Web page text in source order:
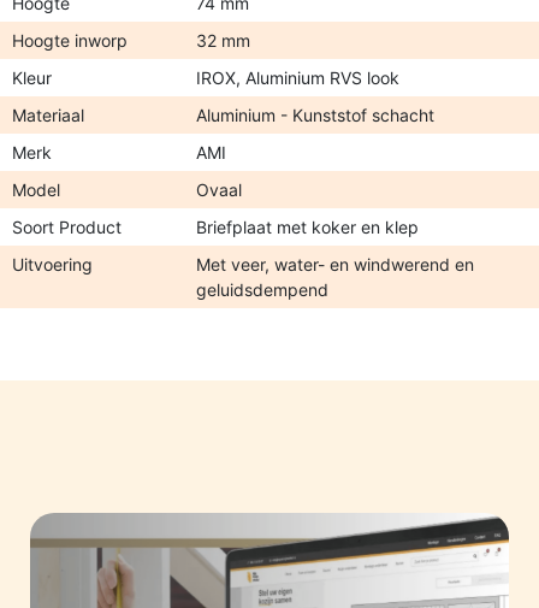
Hoogte inworp
32 mm
Kleur
IROX, Aluminium RVS look
Materiaal
Aluminium - Kunststof schacht
Merk
AMI
Model
Ovaal
Soort Product
Briefplaat met koker en klep
Uitvoering
Met veer, water- en windwerend en
geluidsdempend